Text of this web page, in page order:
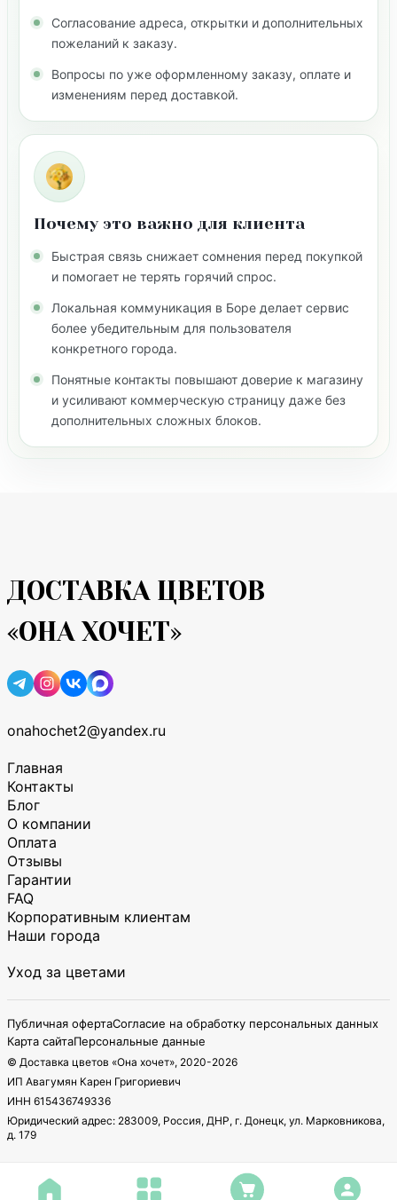
Согласование адреса, открытки и дополнительных
пожеланий к заказу.
Вопросы по уже оформленному заказу, оплате и
изменениям перед доставкой.
Почему это важно для клиента
Быстрая связь снижает сомнения перед покупкой
и помогает не терять горячий спрос.
Локальная коммуникация в Боре делает сервис
более убедительным для пользователя
конкретного города.
Понятные контакты повышают доверие к магазину
и усиливают коммерческую страницу даже без
дополнительных сложных блоков.
ДОСТАВКА ЦВЕТОВ
«ОНА ХОЧЕТ»
onahochet2@yandex.ru
Главная
Контакты
Блог
О компании
Оплата
Отзывы
Гарантии
FAQ
Корпоративным клиентам
Наши города
Уход за цветами
Публичная офертаСогласие на обработку персональных данных
Карта сайтаПерсональные данные
© Доставка цветов «Она хочет», 2020-2026
ИП Авагумян Карен Григориевич
ИНН 615436749336
Юридический адрес: 283009, Россия, ДНР, г. Донецк, ул. Марковникова,
д. 179